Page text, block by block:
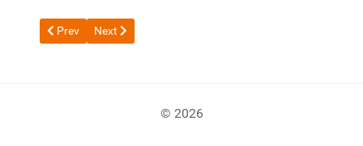
Previous article: Odeszła do Pana śp. Zofia Mocha
Prev Next article: Odszedł do Pana śp. Stanisław Piątek
Next
© 2026